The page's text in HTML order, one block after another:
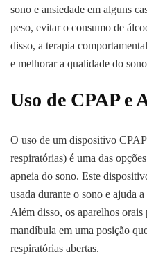
sono e ansiedade em alguns
peso, evitar o consumo de
disso, a terapia
e melhorar a qualidade do
Uso de CPAP e
O uso de um dispositivo
respiratórias) é uma das
apneia do sono. Este
usada durante o sono e ajuda
Além disso, os aparelhos orais
mandíbula em uma posição
respiratórias abertas.